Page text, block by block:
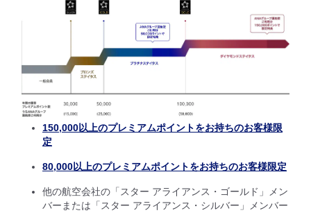
150,000以上のプレミアムポイントをお持ちのお客様限
定
80,000以上のプレミアムポイントをお持ちのお客様限定
他の航空会社の「スター アライアンス・ゴールド」メン
バーまたは「スター アライアンス・シルバー」メンバー